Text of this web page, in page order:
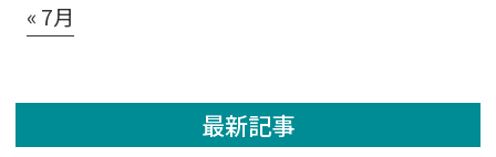
« 7月
最新記事